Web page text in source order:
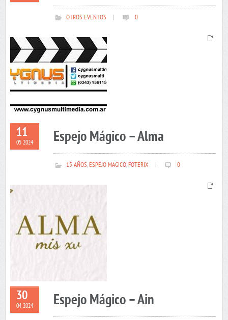
OTROS EVENTOS 0
11
05 2024 Espejo Mágico – Alma
15 AÑOS,ESPEJO MAGICO,FOTERIX 0
30
04 2024 Espejo Mágico – Ain